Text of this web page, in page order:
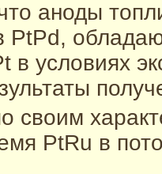
аноды
PtPd,
в условиях
своим
PtRu в